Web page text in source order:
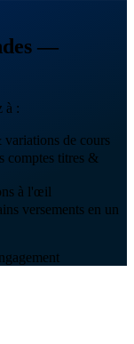
—
à :
de cours
comptes titres &
à l'œil
versements en un